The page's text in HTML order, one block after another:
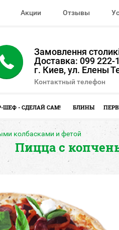
Акции Отзывы
Замовлення
Доставка: 099 222-
г. Киев, ул. Елены
Контактный телефон
ШЕФ - СДЕЛАЙ САМ! БЛИНЫ
колбасками и фетой
Пицца с